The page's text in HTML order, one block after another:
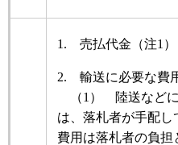
1. 売払代金（注1）
2. 輸送に必要な費
（1） 陸送などに
は、落札者が手配
費用は落札者の負担